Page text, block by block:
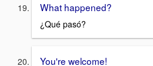
What happened?
¿Qué pasó?
You're welcome!